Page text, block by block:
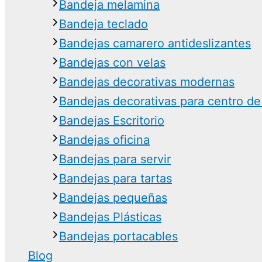
Bandeja melamina
Bandeja teclado
Bandejas camarero antideslizantes
Bandejas con velas
Bandejas decorativas modernas
Bandejas decorativas para centro
Bandejas Escritorio
Bandejas oficina
Bandejas para servir
Bandejas para tartas
Bandejas pequeñas
Bandejas Plásticas
Bandejas portacables
Blog